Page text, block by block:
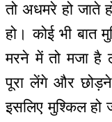
तो अधमरे हो जाते
हो। कोई भी बात
मरने में तो मजा है
पूरा लेंगे और छोड़ने
इसलिए मुश्किल हो